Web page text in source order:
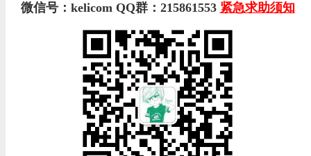
微信号：kelicom QQ群：215861553 紧急求助须知